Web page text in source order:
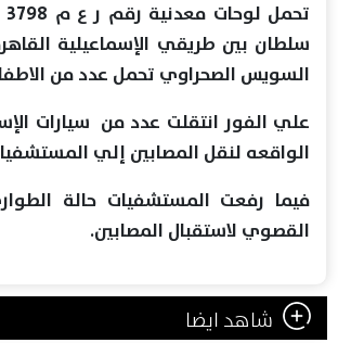
سلطان بين طريقي الإسماعيلية
السويس الصحراوي تحمل عدد من
علي الفور انتقلت عدد من سيارات
الواقعه لنقل المصابين إلي
فيما رفعت المستشفيات حالة
القصوي لاستقبال المصابين.
شاهد ايضا